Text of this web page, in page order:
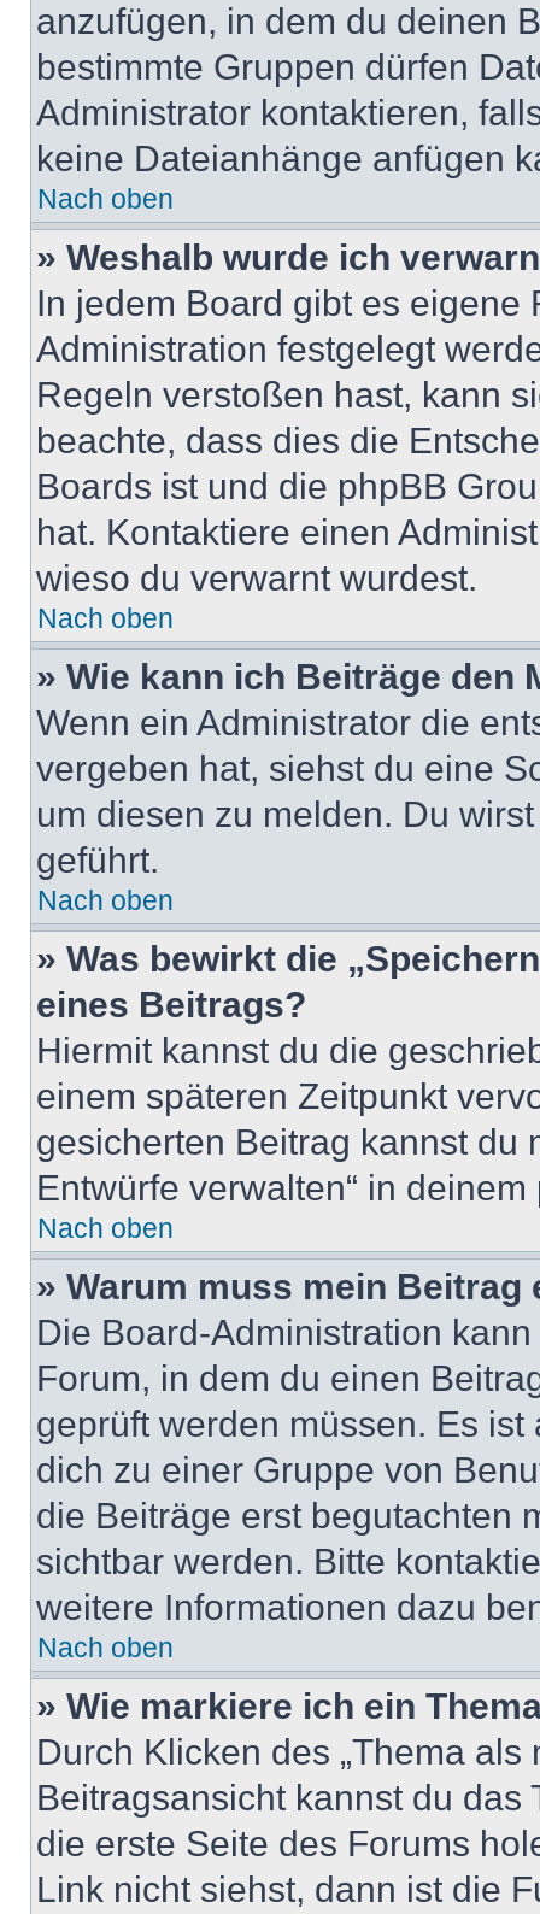
anzufügen, in dem du deinen
bestimmte Gruppen dürfen
Administrator kontaktieren,
keine Dateianhänge anfügen
Nach oben
» Weshalb wurde ich
In jedem Board gibt es
Administration festgelegt
Regeln verstoßen hast, kann
beachte, dass dies die
Boards ist und die phpBB
hat. Kontaktiere einen
wieso du verwarnt wurdest.
Nach oben
» Wie kann ich Beiträge den
Wenn ein Administrator die
vergeben hat, siehst du eine
um diesen zu melden. Du
geführt.
Nach oben
» Was bewirkt die
eines Beitrags?
Hiermit kannst du die
einem späteren Zeitpunkt
gesicherten Beitrag kannst du
Entwürfe verwalten“ in
Nach oben
» Warum muss mein
Die Board-Administration
Forum, in dem du einen
geprüft werden müssen. Es
dich zu einer Gruppe von
die Beiträge erst begutachten
sichtbar werden. Bitte
weitere Informationen dazu
Nach oben
» Wie markiere ich ein
Durch Klicken des „Thema
Beitragsansicht kannst du
die erste Seite des Forums
Link nicht siehst, dann ist die